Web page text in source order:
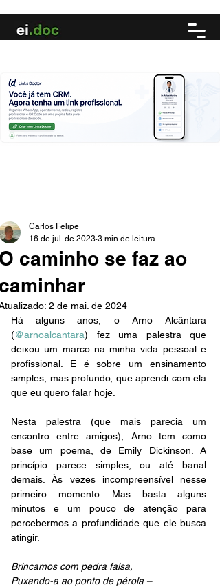
caminho se faz ao
Carlos Felipe
16 de jul. de 2023 3 min de leitura
2 de mai. de 2024
Há alguns anos, o Arno Alcântara
(@arnoalcantara) fez uma palestra que
deixou um marco na minha vida pessoal e
profissional. E é sobre um ensinamento
simples, mas profundo, que aprendi com ela
que eu quero falar hoje.
Nesta palestra (que mais parecia um
encontro entre amigos), Arno tem como
base um poema, de Emily Dickinson. A
princípio parece simples, ou até banal
demais. Às vezes incompreensível nesse
primeiro momento. Mas basta alguns
minutos e um pouco de atenção para
percebermos a profundidade que ele busca
atingir.
Brincamos com pedra falsa,
Puxando-a ao ponto de pérola –